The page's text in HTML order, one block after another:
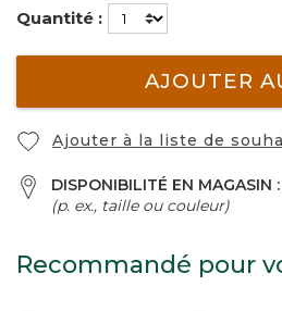
Quantité :
AJOUTER
Ajouter à la liste de
DISPONIBILITÉ EN MAGASIN :
(p. ex., taille ou couleur)
Recommandé pour